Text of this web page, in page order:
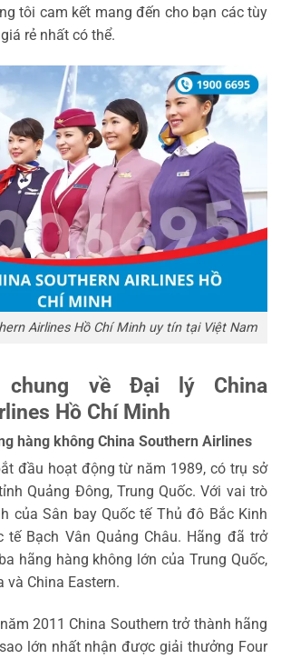
tôi cam kết mang đến cho bạn các tùy
rẻ nhất có thể.
Airlines Hồ Chí Minh uy tín tại Việt Nam
chung về Đại lý China
Hồ Chí Minh
hàng không China Southern Airlines
đầu hoạt động từ năm 1989, có trụ sở
Quảng Đông, Trung Quốc. Với vai trò
của Sân bay Quốc tế Thủ đô Bắc Kinh
tế Bạch Vân Quảng Châu. Hãng đã trở
hãng hàng không lớn của Trung Quốc,
và China Eastern.
2011 China Southern trở thành hãng
lớn nhất nhận được giải thưởng Four